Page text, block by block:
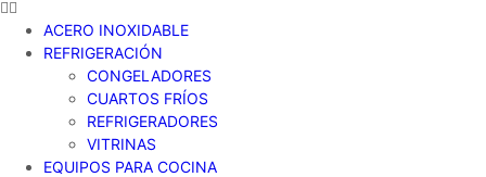
ACERO INOXIDABLE
REFRIGERACIÓN
CONGELADORES
CUARTOS FRÍOS
REFRIGERADORES
VITRINAS
EQUIPOS PARA COCINA